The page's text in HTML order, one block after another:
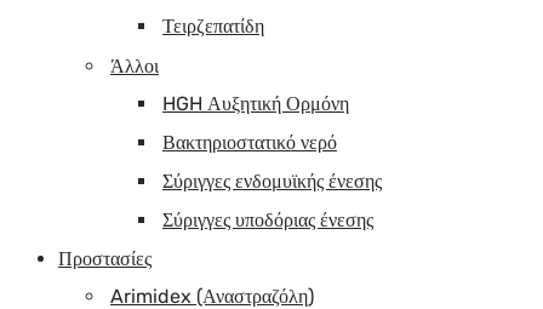
Τειρζεπατίδη
Άλλοι
HGH Αυξητική Ορμόνη
Βακτηριοστατικό νερό
Σύριγγες ενδομυϊκής ένεσης
Σύριγγες υποδόριας ένεσης
Προστασίες
Arimidex (Αναστραζόλη)